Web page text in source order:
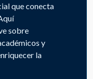
que conecta
sobre
y
la